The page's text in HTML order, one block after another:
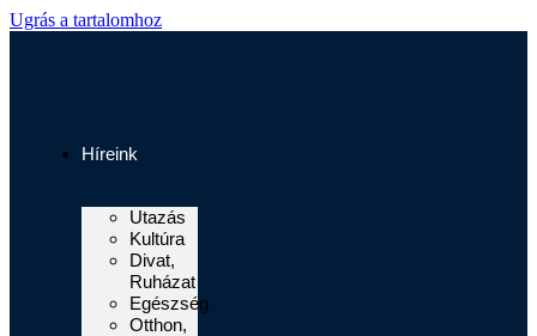
Ugrás a tartalomhoz
Híreink
Utazás
Kultúra
Divat,
Ruházat
Egészség
Otthon,